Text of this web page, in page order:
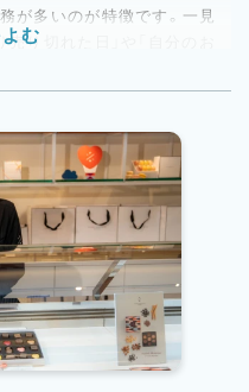
が多いのが特徴です。一見
り切れた日」や「自分のお
くほど長く続けています。
の魅力です。